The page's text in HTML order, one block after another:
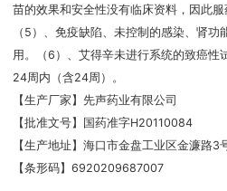
苗的效果和安全性没有临床资料，因此服
（5）、免疫缺陷、未控制的感染、肾
用。（6）、艾得辛未进行系统的致癌性
24周内（含24周）。
【生产厂家】先声药业有限公司
【批准文号】国药准字H20110084
【生产地址】海口市金盘工业区金濂路3
【条形码】6920209687007